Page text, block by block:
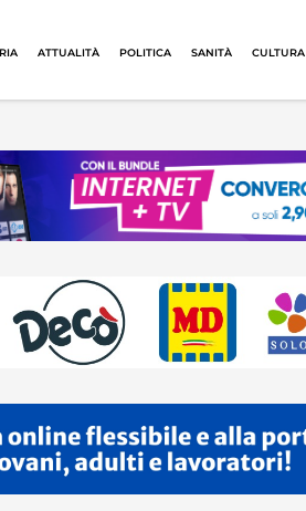
ATTUALITÀ POLITICA SANITÀ CULTURA